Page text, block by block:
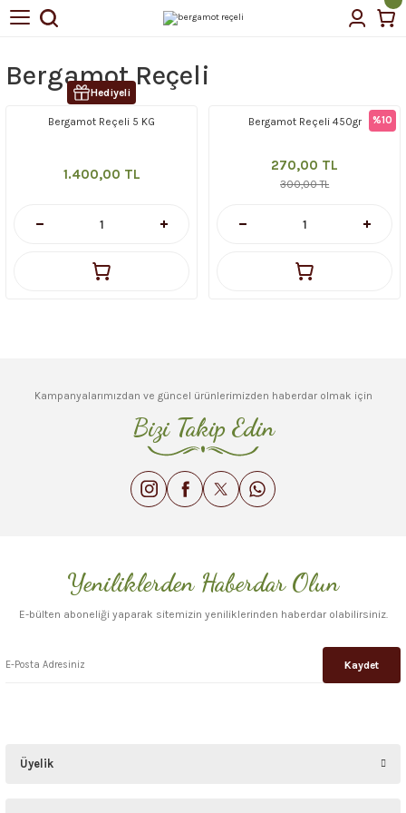
Geri Dön
Geri Dön
Yağı
Bergamot Reçeli
Hediyeli
Bergamot Reçeli 5 KG
1.400,00 TL
%10
Bergamot Reçeli 450gr
270,00 TL
300,00 TL
Kampanyalarımızdan ve güncel ürünlerimizden haberdar olmak için
Bizi Takip Edin
Yeniliklerden Haberdar Olun
E-bülten aboneliği yaparak sitemizin yeniliklerinden haberdar olabilirsiniz.
Kaydet
Üyelik